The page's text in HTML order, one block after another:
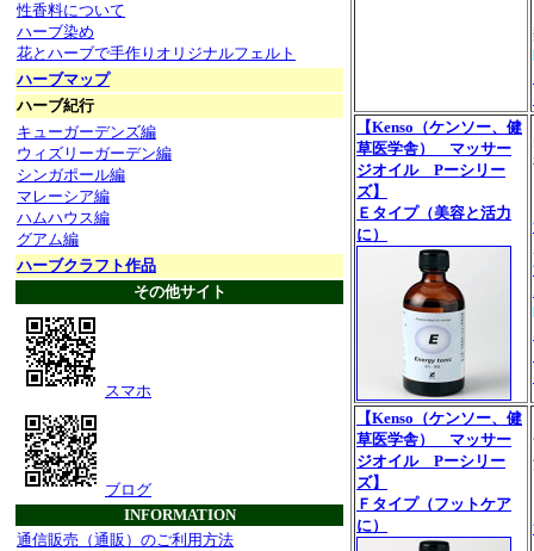
【Kenso（ケンソー、健
草医学舎） マッサー
ジオイル Pーシリー
ズ】
Ｅタイプ（美容と活力
に）
【Kenso（ケンソー、健
草医学舎） マッサー
ジオイル Pーシリー
ズ】
Ｆタイプ（フットケア
に）
性香料について
ハーブ染め
花とハーブで手作りオリジナルフェルト
ハーブマップ
ハーブ紀行
キューガーデンズ編
ウィズリーガーデン編
シンガポール編
マレーシア編
ハムハウス編
グアム編
ハーブクラフト作品
その他サイト
スマホ
ブログ
INFORMATION
通信販売（通販）のご利用方法